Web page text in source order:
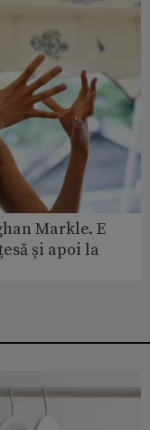
Markle. E
și apoi la